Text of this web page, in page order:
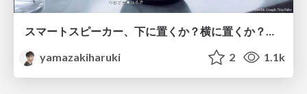
スマートスピーカー、下に置くか？横に置くか？（コードは書かない）
yamazakiharuki
2 1.1k